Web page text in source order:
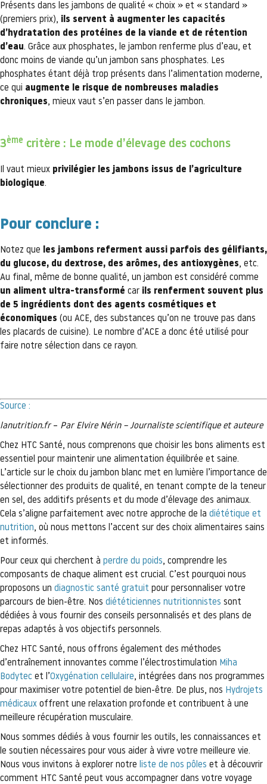
Présents dans les jambons de qualité « choix » et « standard »
(premiers prix), ils servent à augmenter les capacités
d’hydratation des protéines de la viande et de rétention
d’eau. Grâce aux phosphates, le jambon renferme plus d’eau, et
donc moins de viande qu’un jambon sans phosphates. Les
phosphates étant déjà trop présents dans l’alimentation moderne,
ce qui augmente le risque de nombreuses maladies
chroniques, mieux vaut s’en passer dans le jambon.
3ème critère : Le mode d’élevage des cochons
Il vaut mieux privilégier les jambons issus de l’agriculture
biologique.
Pour conclure :
Notez que les jambons referment aussi parfois des gélifiants,
du glucose, du dextrose, des arômes, des antioxygènes, etc.
Au final, même de bonne qualité, un jambon est considéré comme
un aliment ultra-transformé car ils renferment souvent plus
de 5 ingrédients dont des agents cosmétiques et
économiques (ou ACE, des substances qu’on ne trouve pas dans
les placards de cuisine). Le nombre d’ACE a donc été utilisé pour
faire notre sélection dans ce rayon.
Source :
lanutrition.fr– Par Elvire Nérin – Journaliste scientifique et auteure
Chez HTC Santé, nous comprenons que choisir les bons aliments est
essentiel pour maintenir une alimentation équilibrée et saine.
L’article sur le choix du jambon blanc met en lumière l’importance de
sélectionner des produits de qualité, en tenant compte de la teneur
en sel, des additifs présents et du mode d’élevage des animaux.
Cela s’aligne parfaitement avec notre approche de la diététique et
nutrition, où nous mettons l’accent sur des choix alimentaires sains
et informés.
Pour ceux qui cherchent à perdre du poids, comprendre les
composants de chaque aliment est crucial. C’est pourquoi nous
proposons un diagnostic santé gratuit pour personnaliser votre
parcours de bien-être. Nos diététiciennes nutritionnistes sont
dédiées à vous fournir des conseils personnalisés et des plans de
repas adaptés à vos objectifs personnels.
Chez HTC Santé, nous offrons également des méthodes
d’entraînement innovantes comme l’électrostimulation Miha
Bodytec et l’Oxygénation cellulaire, intégrées dans nos programmes
pour maximiser votre potentiel de bien-être. De plus, nos Hydrojets
médicaux offrent une relaxation profonde et contribuent à une
meilleure récupération musculaire.
Nous sommes dédiés à vous fournir les outils, les connaissances et
le soutien nécessaires pour vous aider à vivre votre meilleure vie.
Nous vous invitons à explorer notre liste de nos pôles et à découvrir
comment HTC Santé peut vous accompagner dans votre voyage